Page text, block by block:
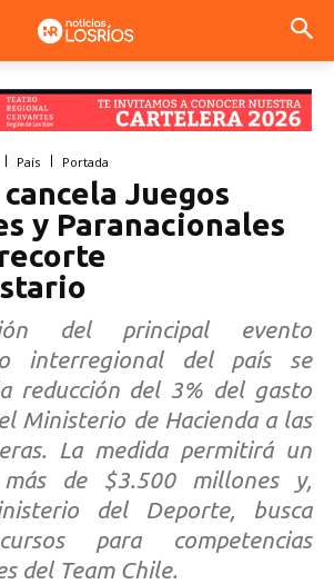
País Portada
Juegos
y Paranacionales
del principal evento
interregional del país se
reducción del 3% del gasto
Ministerio de Hacienda a las
La medida permitirá un
de $3.500 millones y,
del Deporte, busca
para competencias
del Team Chile.